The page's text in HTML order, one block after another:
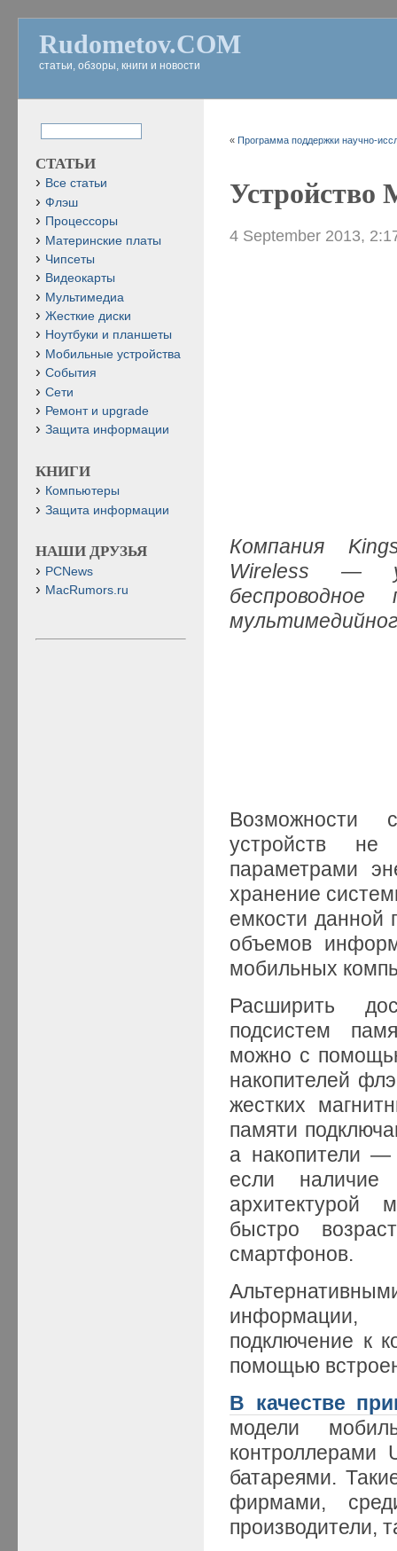
Rudometov.COM
статьи, обзоры, книги и новости
«Программа поддержки научно-
Устройство
4 September 2013,
Компания
Wireless —
беспроводное
Возможности
устройств
параметрами
хранение
емкости данной
объемов
мобильных
Расширить
подсистем
можно с
накопителей
жестких
памяти
а накопители —
если наличие
архитектурой
быстро
смартфонов.
информации,
подключение к
помощью
В качестве
модели
контроллерами
батареями.
фирмами,
производители,
СТАТЬИ
Все статьи
Флэш
Процессоры
Материнские платы
Чипсеты
Видеокарты
Мультимедиа
Жесткие диски
Ноутбуки и планшеты
Мобильные устройства
События
Сети
Ремонт и upgrade
Защита информации
КНИГИ
Компьютеры
Защита информации
НАШИ ДРУЗЬЯ
PCNews
MacRumors.ru